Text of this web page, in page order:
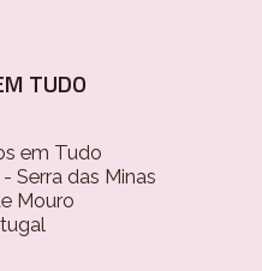
TUDO
em Tudo
Serra das Minas
Mouro